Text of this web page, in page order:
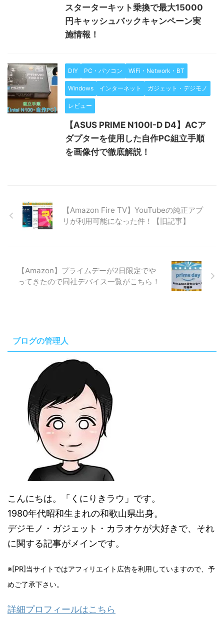
スターターキット乗換で最大15000
円キャッシュバックキャンペーン実
施情報！
DIY PC・パソコン WiFi・Network・BT
Windows インターネット ガジェット・デジモノ
レビュー
【ASUS PRIME N100I-D D4】ACア
ダプターを使用した自作PC組立手順
を画像付で徹底解説！
【Amazon Fire TV】YouTubeの純正アプ
リが利用可能になった件！【旧記事】
【Amazon】プライムデーが2日限定でや
ってきたので同社デバイス一覧がこちら！
ブログの管理人
こんにちは。「くにりきラウ」です。
1980年代昭和生まれの和歌山県出身。
デジモノ・ガジェット・カラオケが大好きで、それ
に関する記事がメインです。
※[PR]当サイトではアフィリエイト広告を利用していますので、予
めご了承下さい。
詳細プロフィールはこちら